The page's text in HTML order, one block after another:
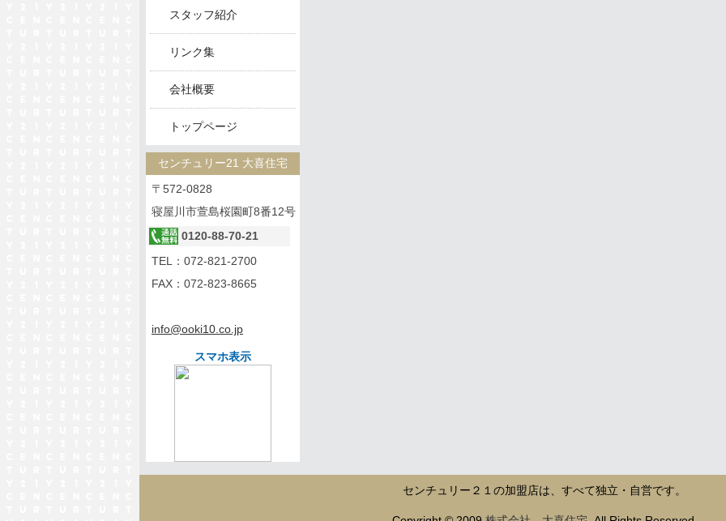
スタッフ紹介
リンク集
会社概要
トップページ
センチュリー21 大喜住宅
〒572-0828
寝屋川市萱島桜園町8番12号
0120-88-70-21
TEL： 072-821-2700
FAX：072-823-8665
info@ooki10.co.jp
スマホ表示
センチュリー２１の加盟店は、すべて独立・自営です。